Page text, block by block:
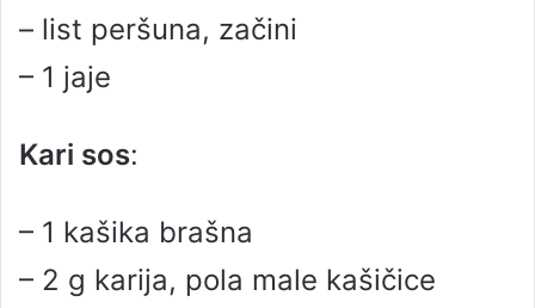
– list peršuna, začini
– 1 jaje
Kari sos:
– 1 kašika brašna
– 2 g karija, pola male kašičice